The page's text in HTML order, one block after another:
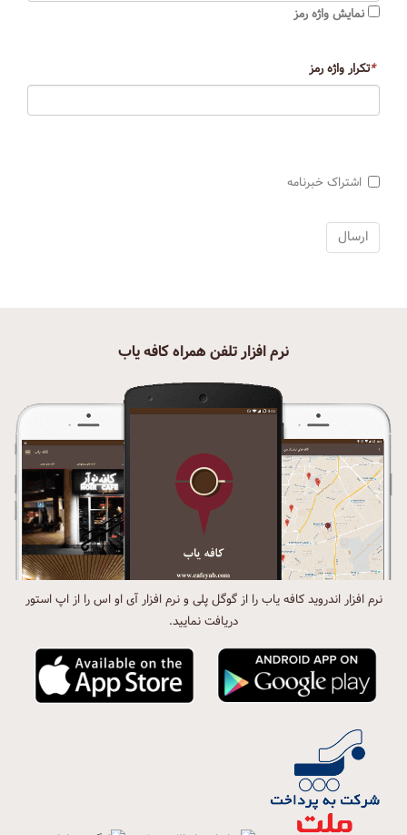
نمایش واژه رمز
*تکرار واژه رمز
اشتراک خبرنامه
نرم افزار تلفن همراه کافه یاب
نرم افزار اندروید کافه یاب را از گوگل پلی و نرم افزار آی او اس را از اپ استور
دریافت نمایید.